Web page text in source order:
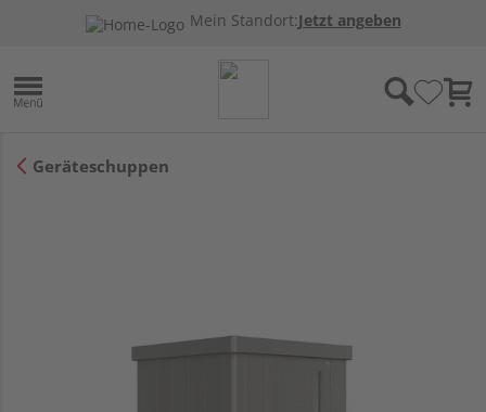
Mein Standort:Jetzt angeben
Geräteschuppen